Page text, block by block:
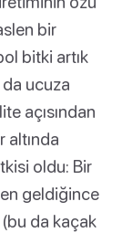
bir
bitki artık
ucuza
açısından
altında
oldu: Bir
geldiğince
(bu da kaçak